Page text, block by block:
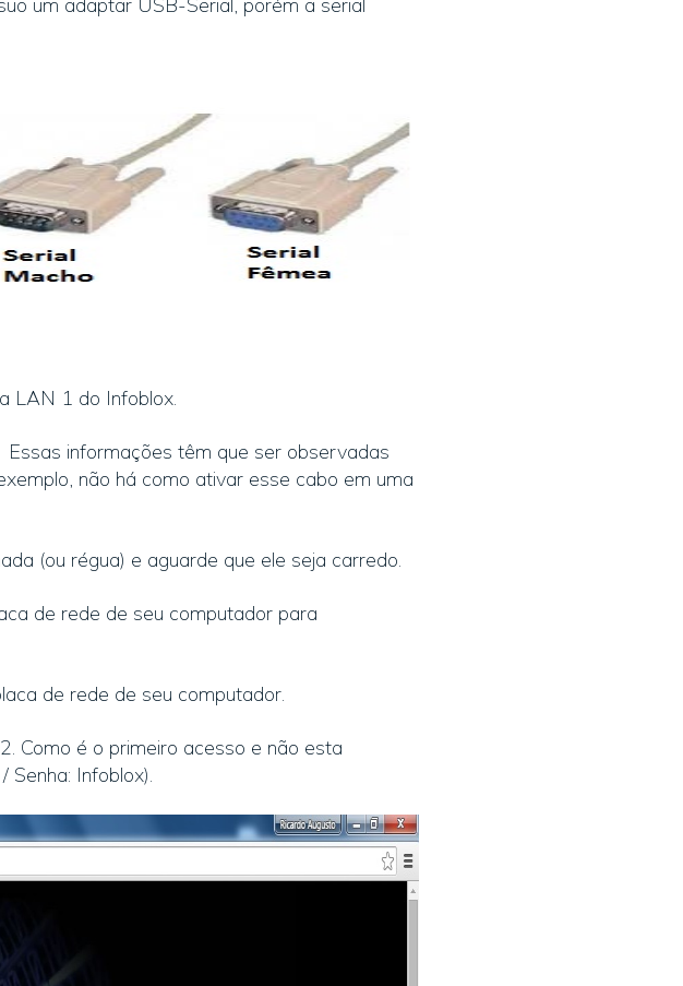
LAN 1 do Infoblox.
informações têm que ser observadas
não há como ativar esse cabo em uma
(ou régua) e aguarde que ele seja carredo.
de rede de seu computador para
de rede de seu computador.
Como é o primeiro acesso e não esta
Senha: Infoblox).